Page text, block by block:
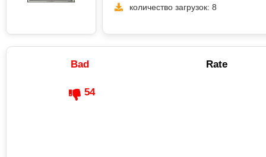
количество загрузок: 8
Bad Rate
54